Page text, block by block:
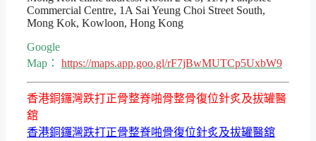
Commercial Centre, 1A Sai Yeung Choi Street South,
Mong Kok, Kowloon, Hong Kong
Google
Map： https://maps.app.goo.gl/rF7jBwMUTCp5UxbW9
香港銅鑼灣跌打正骨整脊啪骨整骨復位針炙及拔罐醫
舘
香港銅鑼灣跌打正骨整脊啪骨復位針炙及拔罐醫舘